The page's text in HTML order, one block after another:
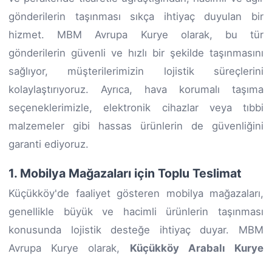
gönderilerin taşınması sıkça ihtiyaç duyulan bir
hizmet. MBM Avrupa Kurye olarak, bu tür
gönderilerin güvenli ve hızlı bir şekilde taşınmasını
sağlıyor, müşterilerimizin lojistik süreçlerini
kolaylaştırıyoruz. Ayrıca, hava korumalı taşıma
seçeneklerimizle, elektronik cihazlar veya tıbbi
malzemeler gibi hassas ürünlerin de güvenliğini
garanti ediyoruz.
1. Mobilya Mağazaları için Toplu Teslimat
Küçükköy'de faaliyet gösteren mobilya mağazaları,
genellikle büyük ve hacimli ürünlerin taşınması
konusunda lojistik desteğe ihtiyaç duyar. MBM
Avrupa Kurye olarak, Küçükköy Arabalı Kurye